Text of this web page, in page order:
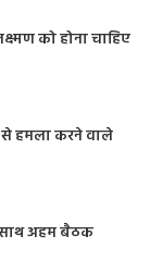
को होना चाहिए
हमला करने वाले
साथ अहम बैठक